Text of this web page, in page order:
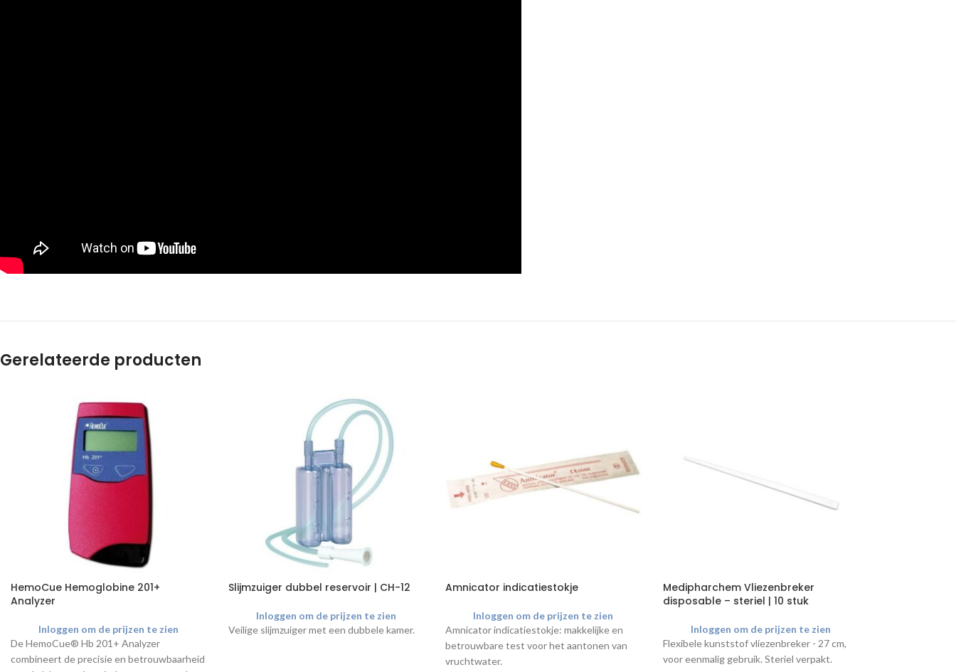
Gerelateerde producten
HemoCue Hemoglobine 201+
Analyzer
Inloggen om de prijzen te zien
De HemoCue® Hb 201+ Analyzer
combineert de precisie en betrouwbaarheid
Slijmzuiger dubbel reservoir | CH-12
Inloggen om de prijzen te zien
Veilige slijmzuiger met een dubbele kamer.
Amnicator indicatiestokje
Inloggen om de prijzen te zien
Amnicator indicatiestokje: makkelijke en
betrouwbare test voor het aantonen van
vruchtwater.
Medipharchem Vliezenbreker
disposable – steriel | 10 stuk
Inloggen om de prijzen te zien
Flexibele kunststof vliezenbreker - 27 cm,
voor eenmalig gebruik. Steriel verpakt.